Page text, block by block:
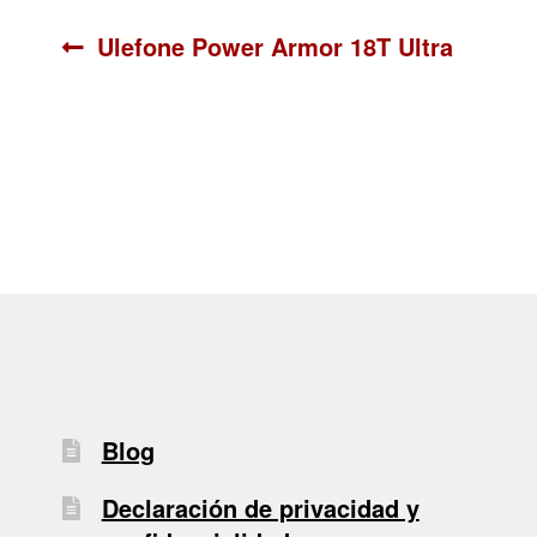
Navegación
Anterior:
Ulefone Power Armor 18T Ultra
Blog
Declaración de privacidad y